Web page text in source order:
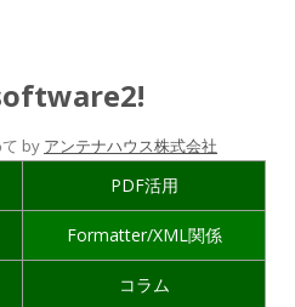
by アンテナハウス株式会社
PDF活用
Formatter/XML関係
コラム